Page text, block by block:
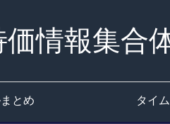
価情報集合
とめ タイ